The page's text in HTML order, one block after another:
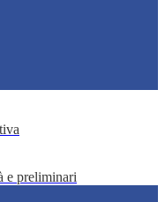
e preliminari